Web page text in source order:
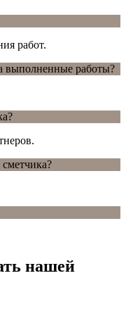
работ.
выполненные работы?
нашей